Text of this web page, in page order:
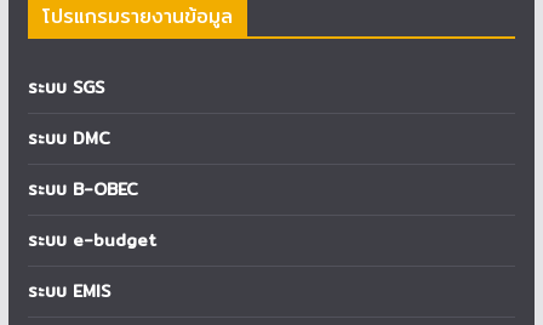
โปรแกรมรายงานข้อมูล
ระบบ SGS
ระบบ DMC
ระบบ B-OBEC
ระบบ e-budget
ระบบ EMIS